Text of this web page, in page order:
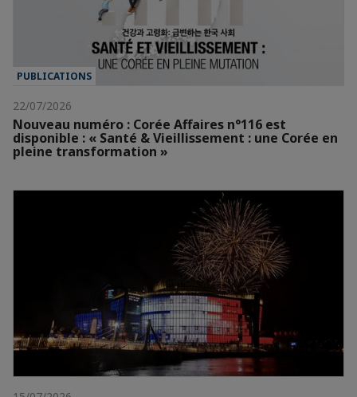
PUBLICATIONS
22/07/2026
Nouveau numéro : Corée Affaires n°116 est
disponible : « Santé & Vieillissement : une Corée en
pleine transformation »